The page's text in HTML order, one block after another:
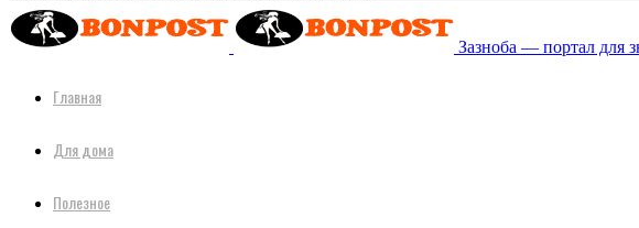
Зазноба — портал для
Главная
Для дома
Полезное